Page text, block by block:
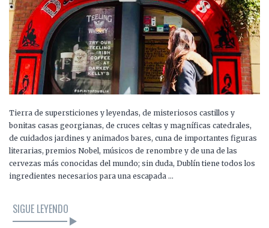
Tierra de supersticiones y leyendas, de misteriosos castillos y
bonitas casas georgianas, de cruces celtas y magníficas catedrales,
de cuidados jardines y animados bares, cuna de importantes figuras
literarias, premios Nobel, músicos de renombre y de una de las
cervezas más conocidas del mundo; sin duda, Dublín tiene todos los
ingredientes necesarios para una escapada …
SIGUE LEYENDO